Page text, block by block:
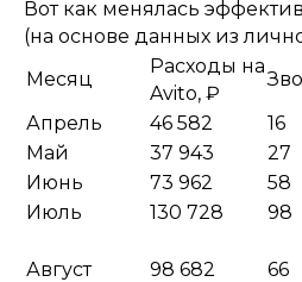
Вот как менялась
(на основе данных из
Месяц
Расходы на
Avito, ₽
Апрель
46 582 16
Май
37 943 27
Июнь
73 962 58
Июль
130 728 98
Август 98 682 66